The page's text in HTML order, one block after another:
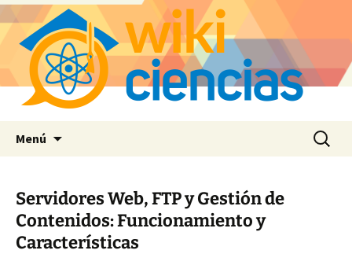
Menú Buscar:
Servidores Web, FTP y Gestión de
Contenidos: Funcionamiento y
Características